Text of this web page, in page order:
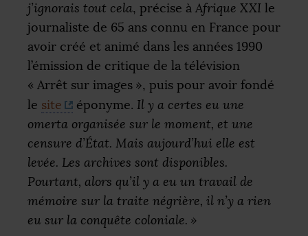
j’ignorais tout cela, précise à Afrique XXI le
journaliste de 65 ans connu en France pour
avoir créé et animé dans les années 1990
l’émission de critique de la télévision
« Arrêt sur images », puis pour avoir fondé
le site éponyme. Il y a certes eu une
omerta organisée sur le moment, et une
censure d’État. Mais aujourd’hui elle est
levée. Les archives sont disponibles.
Pourtant, alors qu’il y a eu un travail de
mémoire sur la traite négrière, il n’y a rien
eu sur la conquête coloniale. »